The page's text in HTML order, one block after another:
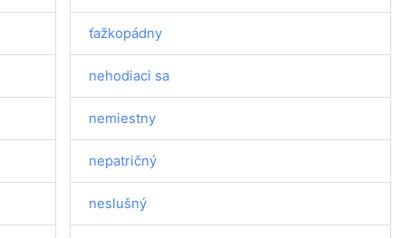
ťažkopádny
nehodiaci sa
nemiestny
nepatričný
neslušný